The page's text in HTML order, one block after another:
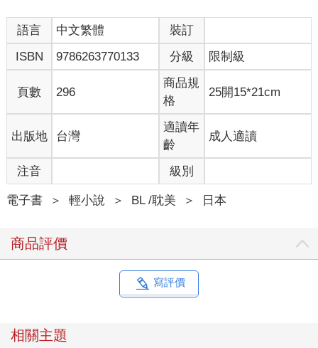
「觀風。」
馬車的另一邊傳來呼叫聲。踩著堅固長靴發出腳步聲、慢條斯理
地繞到這邊的人是明晰。這位朋友也要跟觀風一起旅行。由於不
可能會有順英馬車夫願意進入森林，而觀風又不想強人所難，起
初他打算自行駕駛馬車。後來因為明晰願意陪他去，這樣就可以
「不需要。」
「萬一森林出現怪獸該怎麼辦？」
「那就用最快的速度逃走。反正用劍也打不贏。」
「要是非者他們攻擊我們呢？」
「此行是送瑪德蓮……送非者回去，他們應該不會攻擊我們
就算有瑪德蓮在，他們可能也無所謂。」
「這種時候身上若有武器，勢必會被他們視為敵人。赤手空拳就
不必擔心會遭到誤會。」
「他正在中庭跟大家道別。」
語言 中文繁體
裝訂
ISBN
9786263770133 分級 限制級
頁數 296
商品規
格
25開15*21cm
出版地 台灣
適讀年
齡
成人適讀
注音 級別
電子書 ＞ 輕小說 ＞ BL /耽美 ＞ 日本
商品評價
寫評價
相關主題